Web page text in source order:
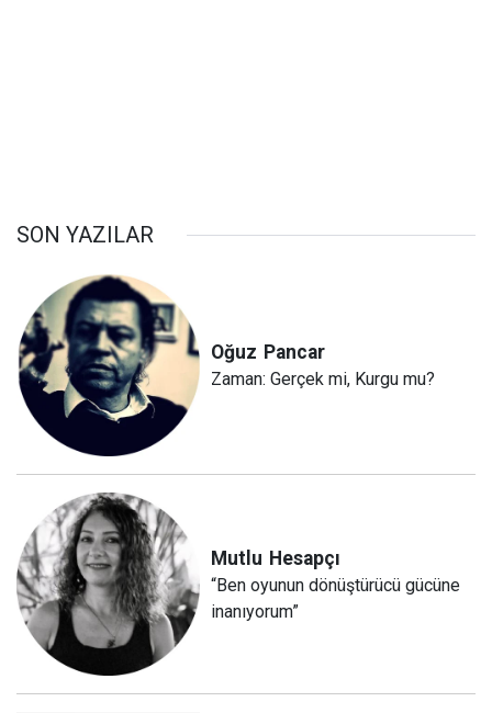
SON YAZILAR
Oğuz Pancar
Zaman: Gerçek mi, Kurgu mu?
Mutlu Hesapçı
“Ben oyunun dönüştürücü gücüne
inanıyorum”